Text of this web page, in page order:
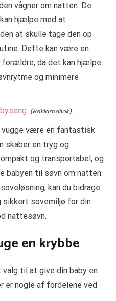
vågner om natten. De
hjælpe med at
at skulle tage den op
Dette kan være en
da det kan hjælpe
og minimere
.
vugge være en fantastisk
skaber en tryg og
og transportabel, og
babyen til søvn om natten.
kan du bidrage
sovemiljø for din
nattesøvn.
en krybbe
til at give din baby en
er nogle af fordelene ved